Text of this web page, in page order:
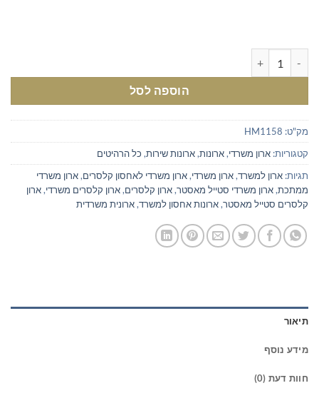
הוספה לסל
מק"ט: HM1158
קטגוריות: ארון משרדי,ארונות,ארונות שירות, כל הרהיטים
תגיות: ארון למשרד,ארון משרדי,ארון משרדי לאחסון קלסרים,ארון משרדי
ממתכת,ארון משרדי סטייל מאסטר,ארון קלסרים,ארון קלסרים משרדי,ארון
קלסרים סטייל מאסטר,ארונות אחסון למשרד,ארונית משרדית
תיאור
מידע נוסף
חוות דעת (0)